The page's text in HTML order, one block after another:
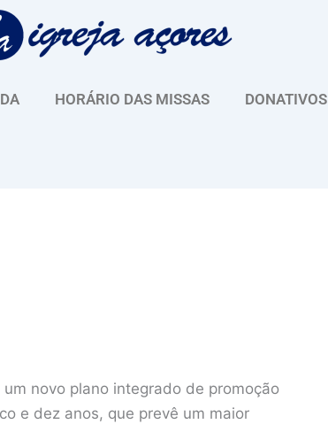
HORÁRIO DAS MISSAS DONATIVOS
novo plano integrado de promoção
e dez anos, que prevê um maior